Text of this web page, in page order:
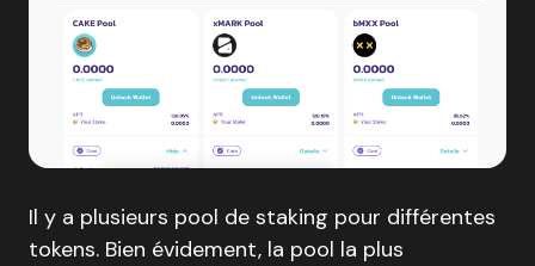
Il y a plusieurs pool de staking pour différentes
tokens. Bien évidement, la pool la plus